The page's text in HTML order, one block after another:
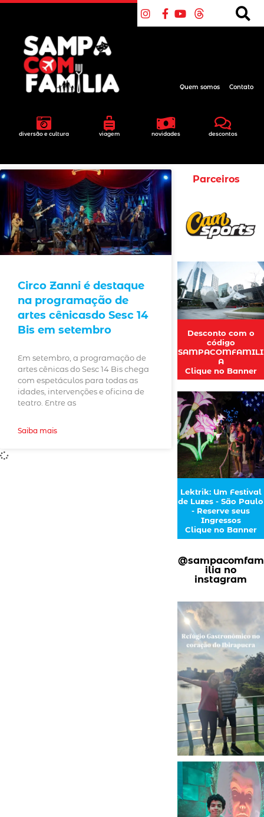
diversão e cultura viagem novidades descontos
Quem somos Contato
Circo Zanni é destaque
na programação de
artes cênicasdo Sesc 14
Bis em setembro
Em setembro, a programação de
artes cênicas do Sesc 14 Bis chega
com espetáculos para todas as
idades, intervenções e oficina de
teatro. Entre as
Saiba mais
Parceiros
Desconto com o
código
SAMPACOMFAMILI
A
Clique no Banner
Lektrik: Um Festival
de Luzes - São Paulo
- Reserve seus
Ingressos
Clique no Banner
@sampacomfam
ilia no
instagram